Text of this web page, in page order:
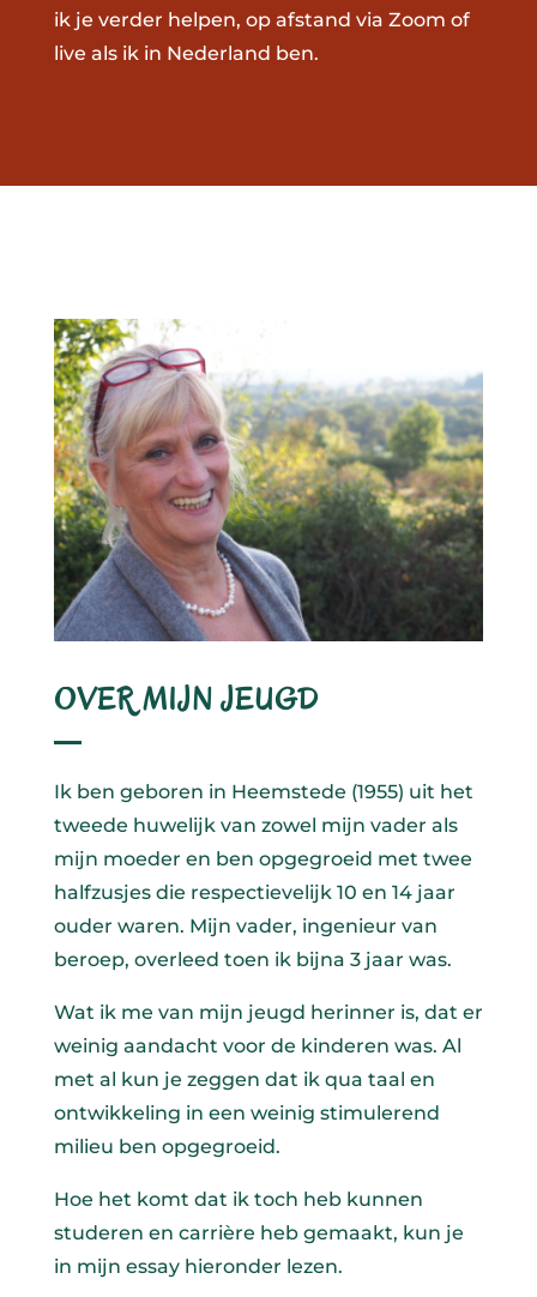
ik je verder helpen, op afstand via Zoom of
live als ik in Nederland ben.
OVER MIJN JEUGD
Ik ben geboren in Heemstede (1955) uit het
tweede huwelijk van zowel mijn vader als
mijn moeder en ben opgegroeid met twee
halfzusjes die respectievelijk 10 en 14 jaar
ouder waren. Mijn vader, ingenieur van
beroep, overleed toen ik bijna 3 jaar was.
Wat ik me van mijn jeugd herinner is, dat er
weinig aandacht voor de kinderen was. Al
met al kun je zeggen dat ik qua taal en
ontwikkeling in een weinig stimulerend
milieu ben opgegroeid.
Hoe het komt dat ik toch heb kunnen
studeren en carrière heb gemaakt, kun je
in mijn essay hieronder lezen.